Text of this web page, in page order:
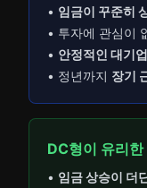
• 임금이 꾸준히
• 투자에 관심이
• 안정적인 대기
• 정년까지 장기
DC형이 유리한
• 임금 상승이 더